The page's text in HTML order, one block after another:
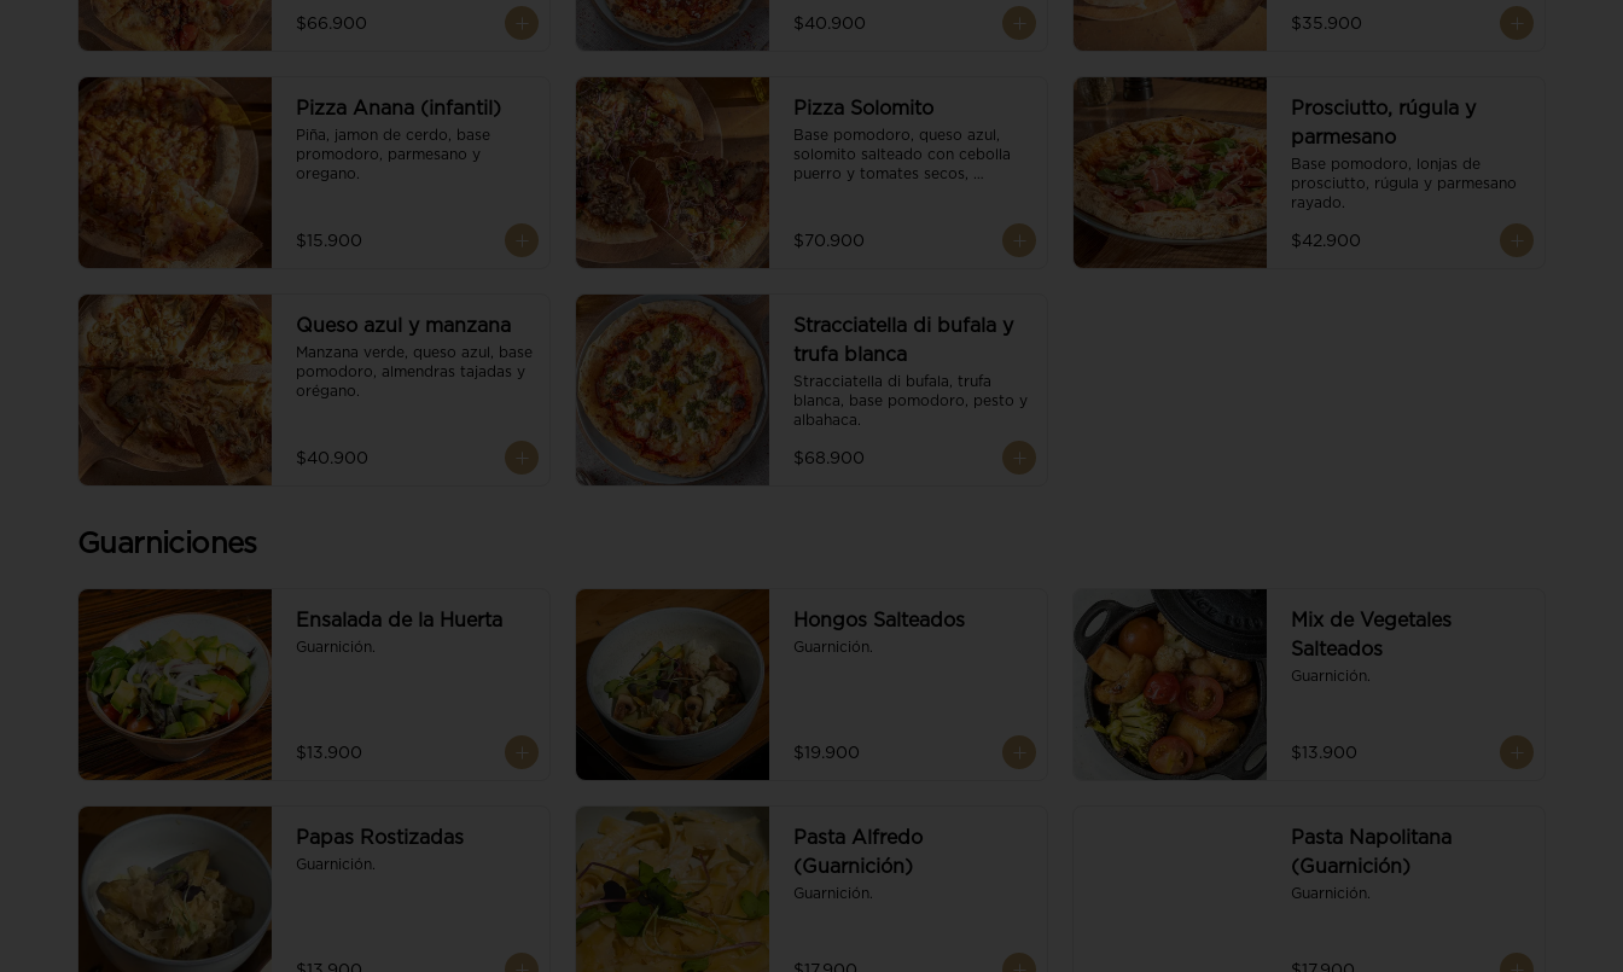
$66.900 $40.900 $35.900
Pizza Anana (infantil)
Piña, jamon de cerdo, base
promodoro, parmesano y
oregano.
$15.900
Pizza Solomito
Base pomodoro, queso azul,
solomito salteado con cebolla
puerro y tomates secos,
$70.900
Prosciutto, rúgula y
parmesano
Base pomodoro, lonjas de
prosciutto, rúgula y parmesano
rayado.
$42.900
Queso azul y manzana
Manzana verde, queso azul, base
pomodoro, almendras tajadas y
orégano.
$40.900
Stracciatella di bufala y
trufa blanca
Stracciatella di bufala, trufa
blanca, base pomodoro, pesto y
albahaca.
$68.900
Guarniciones
Ensalada de la Huerta
Guarnición.
$13.900
Hongos Salteados
Guarnición.
$19.900
Mix de Vegetales
Salteados
Guarnición.
$13.900
Papas Rostizadas
Guarnición.
Pasta Alfredo
(Guarnición)
Guarnición.
Pasta Napolitana
(Guarnición)
Guarnición.